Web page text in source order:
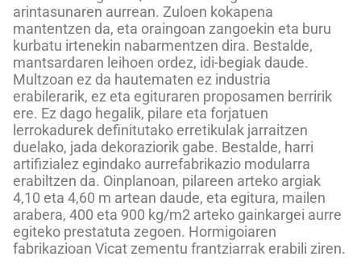
arintasunaren aurrean. Zuloen kokapena
mantentzen da, eta oraingoan zangoekin eta buru
kurbatu irtenekin nabarmentzen dira. Bestalde,
mantsardaren leihoen ordez, idi-begiak daude.
Multzoan ez da hautematen ez industria
erabilerarik, ez eta egituraren proposamen berririk
ere. Ez dago hegalik, pilare eta forjatuen
lerrokadurek definitutako erretikulak jarraitzen
duelako, jada dekoraziorik gabe. Bestalde, harri
artifizialez egindako aurrefabrikazio modularra
erabiltzen da. Oinplanoan, pilareen arteko argiak
4,10 eta 4,60 m artean daude, eta egitura, mailen
arabera, 400 eta 900 kg/m2 arteko gainkargei aurre
egiteko prestatuta zegoen. Hormigoiaren
fabrikazioan Vicat zementu frantziarrak erabili ziren.